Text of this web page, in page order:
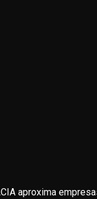
aproxima